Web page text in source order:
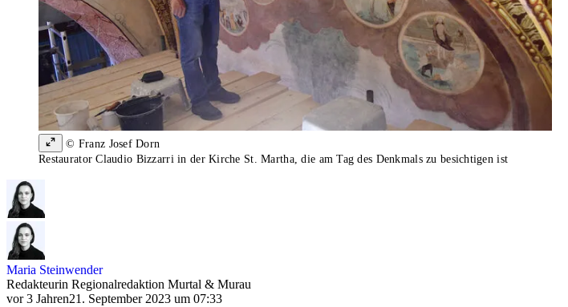
© Franz Josef Dorn
Restaurator Claudio Bizzarri in der Kirche St. Martha, die am Tag des Denkmals zu besichtigen ist
Maria Steinwender
Redakteurin Regionalredaktion Murtal & Murau
vor 3 Jahren21. September 2023 um 07:33